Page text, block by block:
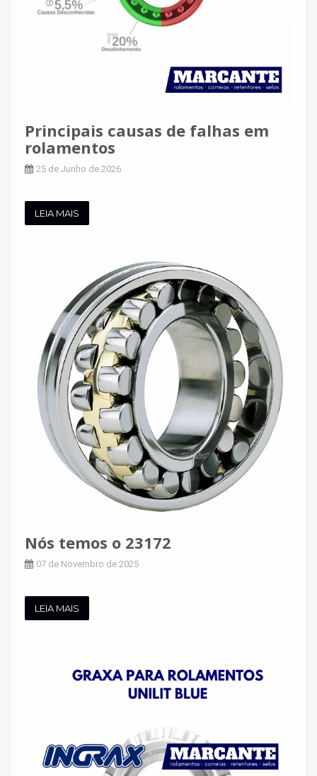
Principais causas de falhas em
rolamentos
25 de Junho de 2026
LEIA MAIS
Nós temos o 23172
07 de Novembro de 2025
LEIA MAIS